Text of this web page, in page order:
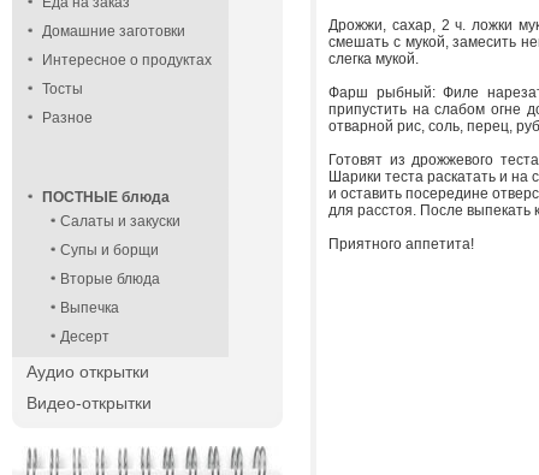
Домашние заготовки
Интересное о продуктах
Тосты
Разное
ПОСТНЫЕ блюда
Салаты и закуски
Супы и борщи
Вторые блюда
Выпечка
Десерт
Аудио открытки
Видео-открытки
Дрожжи, сахар, 2 ч. ложки
смешать с мукой, замесить
слегка мукой.
Фарш рыбный: Филе
припустить на слабом огне
отварной рис, соль, перец,
Готовят из дрожжевого
Шарики теста раскатать и
и оставить посередине
для расстоя. После выпекать
Приятного аппетита!